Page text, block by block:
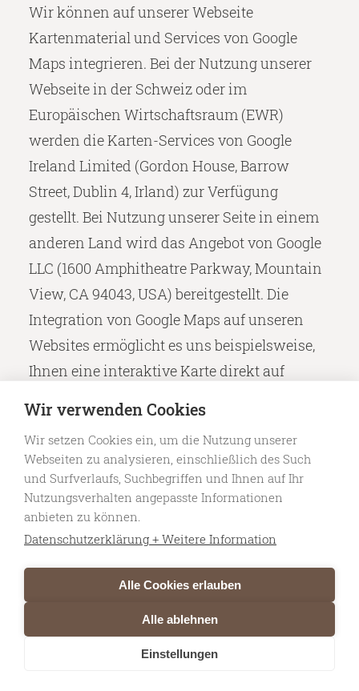
Wir können auf unserer Webseite
Kartenmaterial und Services von Google
Maps integrieren. Bei der Nutzung unserer
Webseite in der Schweiz oder im
Europäischen Wirtschaftsraum (EWR)
werden die Karten-Services von Google
Ireland Limited (Gordon House, Barrow
Street, Dublin 4, Irland) zur Verfügung
gestellt. Bei Nutzung unserer Seite in einem
anderen Land wird das Angebot von Google
LLC (1600 Amphitheatre Parkway, Mountain
View, CA 94043, USA) bereitgestellt. Die
Integration von Google Maps auf unseren
Websites ermöglicht es uns beispielsweise,
Ihnen eine interaktive Karte direkt auf
uns publizierte Adresse einfacher
geografisch verorten können.
Bei der Nutzung von Google Maps ergibt sich,
dass Google Ihre IP-Adresse kommuniziert
wird. Google kann allenfalls Ihre Daten mit
sofern Sie zu diesem Zeitpunkt eingeloggt
sind. Sollten Sie eine solche Zuordnung zu
Ihrem Benutzerkonto bei Google nicht
wünschen, haben Sie die Möglichkeit, sich in
Wir verwenden Cookies
Wir setzen Cookies ein, um die Nutzung unserer
Webseiten zu analysieren, einschließlich des Such
und Surfverlaufs, Suchbegriffen und Ihnen auf Ihr
Nutzungsverhalten angepasste Informationen
anbieten zu können.
Datenschutzerklärung + Weitere Information
Alle Cookies erlauben
Alle ablehnen
Einstellungen